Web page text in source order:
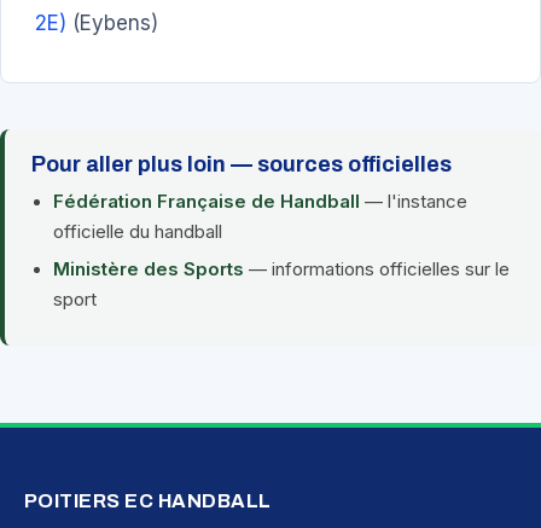
2E) (Eybens)
Pour aller plus loin — sources officielles
Fédération Française de Handball — l'instance
officielle du handball
Ministère des Sports — informations officielles sur le
sport
POITIERS EC HANDBALL